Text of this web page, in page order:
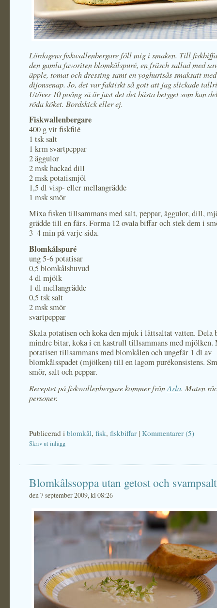
Lördagens fiskwallenbergare föll mig i smaken. Till
den gamla favoriten blomkålspuré, en fräsch sallad med
äpple, tomat och dressing samt en yoghurtsås smaksatt
dijonsenap. Jo, det var faktiskt så gott att jag slickade
Utöver 10 poäng så är just det det bästa betyget som kan
röda köket. Bordskick eller ej.
Fiskwallenbergare
400 g vit fiskfilé
1 tsk salt
1 krm svartpeppar
2 äggulor
2 msk hackad dill
2 msk potatismjöl
1,5 dl visp- eller mellangrädde
1 msk smör
Mixa fisken tillsammans med salt, peppar, äggulor, dill,
grädde till en färs. Forma 12 ovala biffar och stek dem i
3–4 min på varje sida.
Blomkålspuré
ung 5-6 potatisar
0,5 blomkålshuvud
4 dl mjölk
1 dl mellangrädde
0,5 tsk salt
2 msk smör
svartpeppar
Skala potatisen och koka den mjuk i lättsaltat vatten. Dela
mindre bitar, koka i en kastrull tillsammans med mjölken.
potatisen tillsammans med blomkålen och ungefär 1 dl av
blomkålsspadet (mjölken) till en lagom purékonsistens.
smör, salt och peppar.
Receptet på fiskwallenbergare kommer frånArla. Maten
personer.
Publicerad i blomkål, fisk, fiskbiffar | Kommentarer (5)
Skriv ut inlägg
Blomkålssoppa utan getost och svampsalt
den 7 september 2009, kl 08:26